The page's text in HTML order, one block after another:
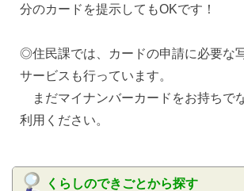
分のカードを提示してもOKです！
◎住民課では、カードの申請に必要な
サービスも行っています。
まだマイナンバーカードをお持ちで
利用ください。
くらしのできごとから探す